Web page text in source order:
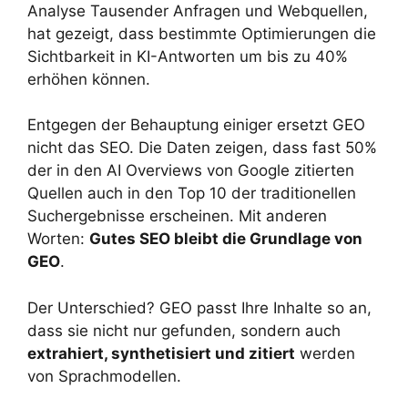
Analyse Tausender Anfragen und Webquellen,
hat gezeigt, dass bestimmte Optimierungen die
Sichtbarkeit in KI-Antworten um bis zu 40%
erhöhen können.
Entgegen der Behauptung einiger ersetzt GEO
nicht das SEO. Die Daten zeigen, dass fast 50%
der in den AI Overviews von Google zitierten
Quellen auch in den Top 10 der traditionellen
Suchergebnisse erscheinen. Mit anderen
Worten: Gutes SEO bleibt die Grundlage von
GEO.
Der Unterschied? GEO passt Ihre Inhalte so an,
dass sie nicht nur gefunden, sondern auch
extrahiert, synthetisiert und zitiert werden
von Sprachmodellen.